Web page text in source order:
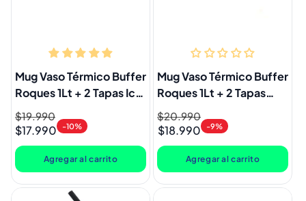
Mug Vaso Térmico Buffer
Roques 1Lt + 2 Tapas Ice
Leopardo
Precio
habitual
$19.990
Precio
de
oferta
$17.990 -10%
Agregar al carrito
Mug Vaso Térmico Buffer
Roques 1Lt + 2 Tapas
Negro Leopardo
Precio
habitual
$20.990
Precio
de
oferta
$18.990 -9%
Agregar al carrito